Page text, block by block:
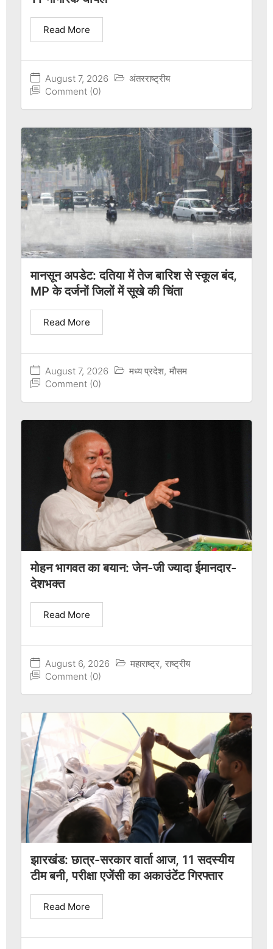
August 7, 2026
अंतरराष्ट्रीय
Comment (0)
Read More
मानसून अपडेट: दतिया में तेज बारिश से स्कूल बंद,
MP के दर्जनों जिलों में सूखे की चिंता
August 7, 2026 मध्य प्रदेश, मौसम
Comment (0)
Read More
मोहन भागवत का बयान: जेन-जी ज्यादा ईमानदार-
देशभक्त
August 6, 2026 महाराष्ट्र, राष्ट्रीय
Comment (0)
Read More
झारखंड: छात्र-सरकार वार्ता आज, 11 सदस्यीय
टीम बनी, परीक्षा एजेंसी का अकाउंटेंट गिरफ्तार
Read More